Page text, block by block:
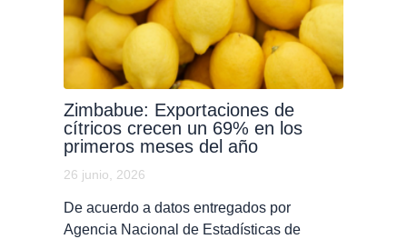
Zimbabue: Exportaciones de
cítricos crecen un 69% en los
primeros meses del año
26 junio, 2026
De acuerdo a datos entregados por
Agencia Nacional de Estadísticas de